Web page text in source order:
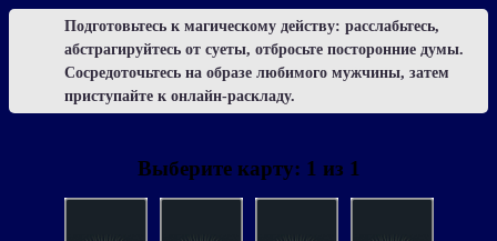
Подготовьтесь к магическому действу: расслабьтесь,
абстрагируйтесь от суеты, отбросьте посторонние думы.
Сосредоточьтесь на образе любимого мужчины, затем
приступайте к онлайн-раскладу.
Выберите карту: 1 из 1